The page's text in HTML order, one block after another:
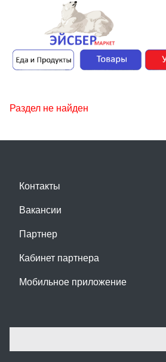
Раздел не найден
Контакты
Вакансии
Партнер
Кабинет партнера
Мобильное приложение